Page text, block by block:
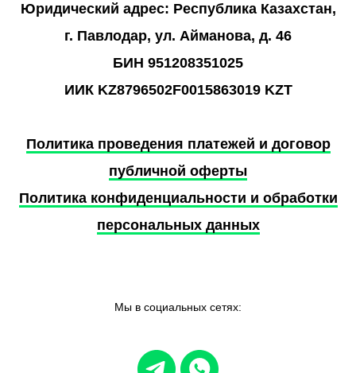
Юридический адрес: Республика Казахстан,
г. Павлодар, ул. Айманова, д. 46
БИН 951208351025
ИИКKZ8796502F0015863019 KZT
Политика проведения платежей и договор
публичной оферты
Политика конфиденциальности и обработки
персональных данных
Мы в социальных сетях: